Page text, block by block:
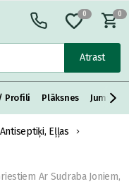
Atrast
0 0
Profili Plāksnes Jumta
Eļļas
Ar Sudraba Joniem,